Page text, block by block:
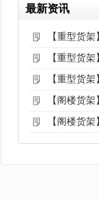
最新资讯
【重型货
【重型货
【重型货
【阁楼货
【阁楼货